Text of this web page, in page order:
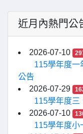
近月內熱門公
2026-07-10
115學年度一
公告
2026-07-29
115學年度三
2026-07-10
115學年度小